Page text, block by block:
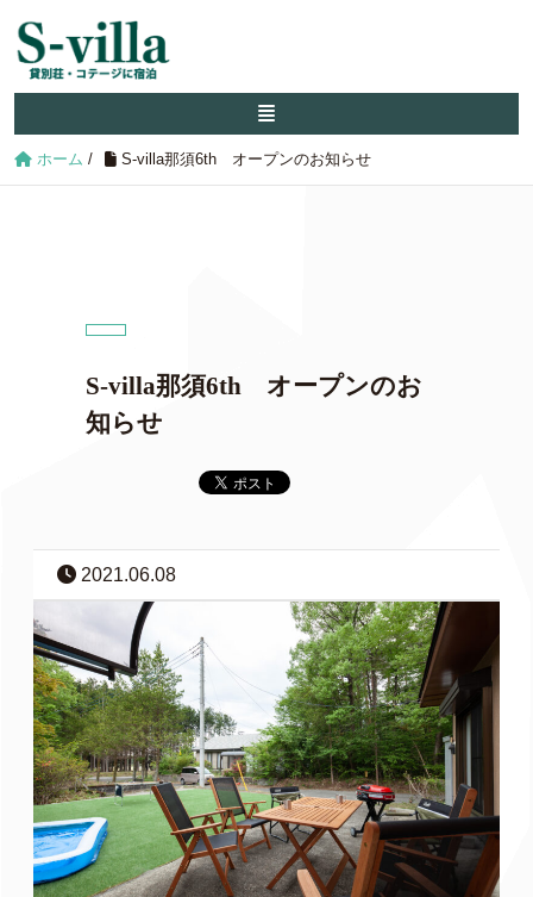
ホーム / S-villa那須6th オープンのお知らせ
S-villa那須6th オープンのお
知らせ
2021.06.08